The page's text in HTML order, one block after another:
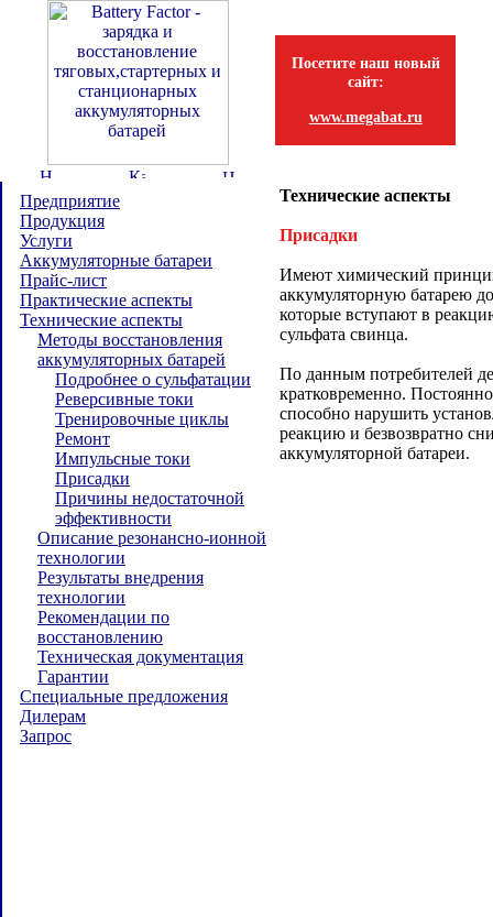
Посетите наш новый
сайт:
www.megabat.ru
Предприятие
Продукция
Услуги
Аккумуляторные батареи
Прайс-лист
Практические аспекты
Технические аспекты
Методы восстановления
аккумуляторных батарей
Подробнее о сульфатации
Реверсивные токи
Тренировочные циклы
Ремонт
Импульсные токи
Присадки
Причины недостаточной
эффективности
Описание резонансно-ионной
технологии
Результаты внедрения
технологии
Рекомендации по
восстановлению
Техническая документация
Гарантии
Специальные предложения
Дилерам
Запрос
Технические аспекты
Присадки
Имеют химический
аккумуляторную батарею
которые вступают в
сульфата свинца.
По данным потребителей
кратковременно.
способно нарушить
реакцию и безвозвратно
аккумуляторной батареи.